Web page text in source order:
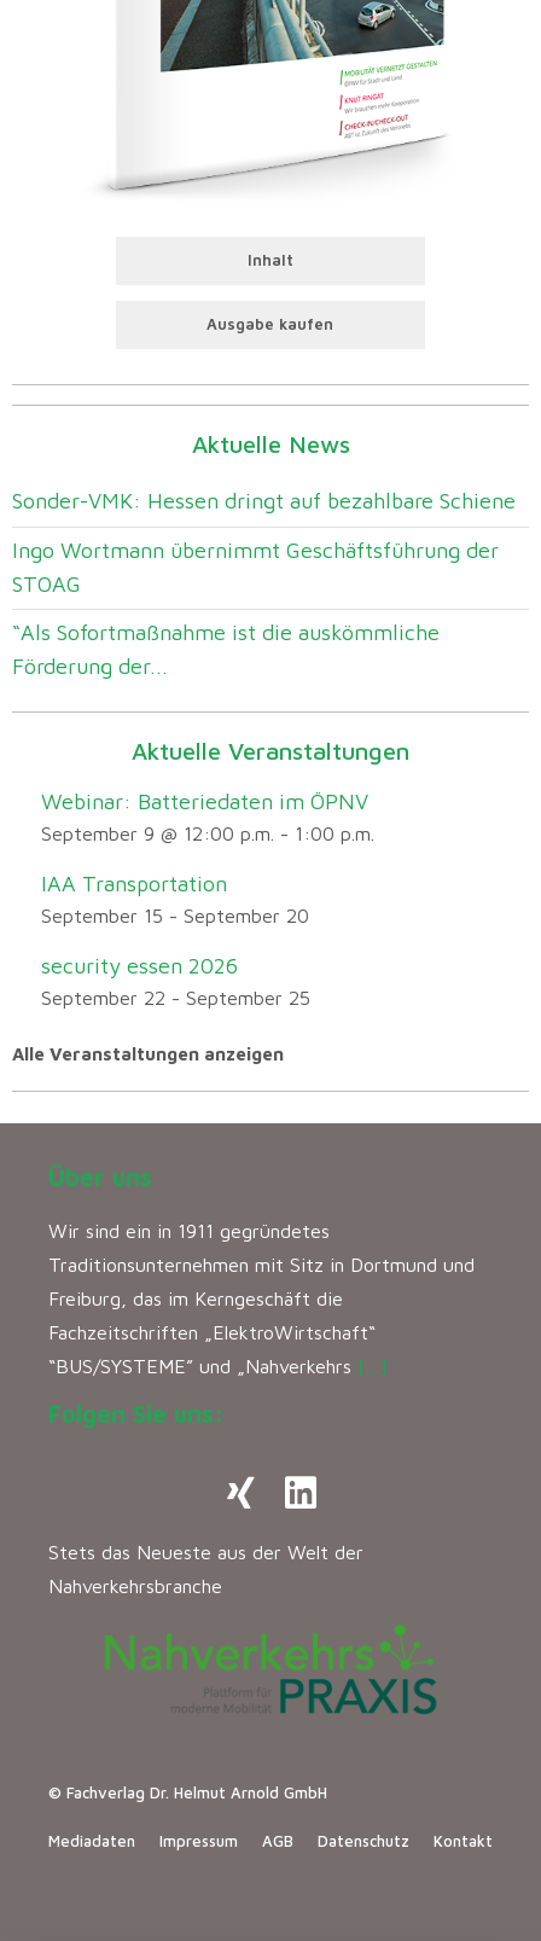
Inhalt
Ausgabe kaufen
Aktuelle News
Sonder-VMK: Hessen dringt auf bezahlbare Schiene
Ingo Wortmann übernimmt Geschäftsführung der
STOAG
“Als Sofortmaßnahme ist die auskömmliche
Förderung der...
Aktuelle Veranstaltungen
Webinar: Batteriedaten im ÖPNV
September 9 @ 12:00 p.m. - 1:00 p.m.
IAA Transportation
September 15 - September 20
security essen 2026
September 22 - September 25
Alle Veranstaltungen anzeigen
Über uns
Wir sind ein in 1911 gegründetes
Traditionsunternehmen mit Sitz in Dortmund und
Freiburg, das im Kerngeschäft die
Fachzeitschriften „ElektroWirtschaft“
“BUS/SYSTEME” und „Nahverkehrs […]
Folgen Sie uns:
Stets das Neueste aus der Welt der
Nahverkehrsbranche
© Fachverlag Dr. Helmut Arnold GmbH
Mediadaten Impressum AGB Datenschutz Kontakt